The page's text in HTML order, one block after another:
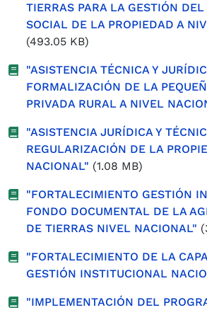
TIERRAS PARA LA GESTIÓN
SOCIAL DE LA PROPIEDAD A
(493.05 KB)
"ASISTENCIA TÉCNICA Y
FORMALIZACIÓN DE LA
PRIVADA RURAL A NIVEL
"ASISTENCIA JURÍDICA Y
REGULARIZACIÓN DE LA
NACIONAL" (1.08 MB)
"FORTALECIMIENTO GESTIÓN
FONDO DOCUMENTAL DE LA
DE TIERRAS NIVEL NACIONAL"
"FORTALECIMIENTO DE LA
GESTIÓN INSTITUCIONAL
"IMPLEMENTACIÓN DEL